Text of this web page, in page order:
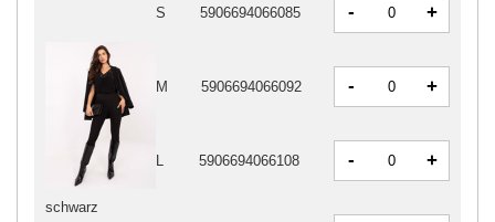
schwarz
S 5906694066085 - +
M 5906694066092 - +
L 5906694066108 - +